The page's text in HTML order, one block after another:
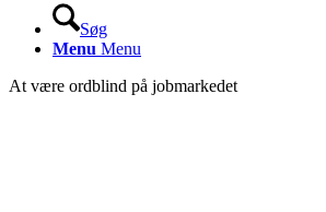
Søg
Menu Menu
At være ordblind på jobmarkedet